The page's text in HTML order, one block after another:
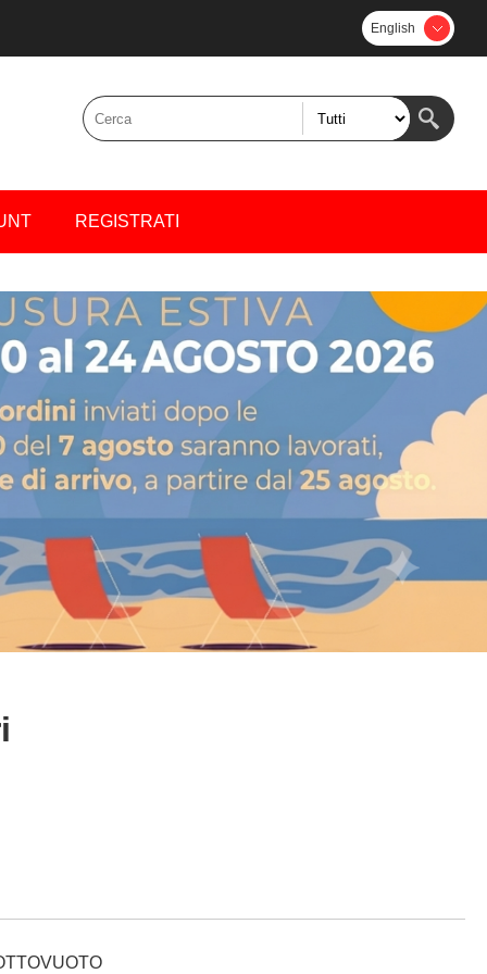
English
REGISTRATI